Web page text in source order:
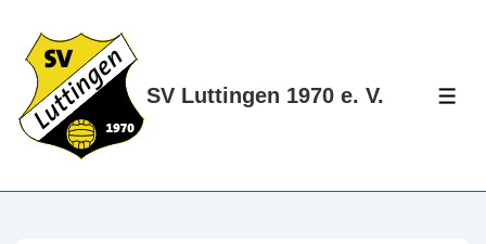
Zum
Inhalt
SV Luttingen 1970 e. V.